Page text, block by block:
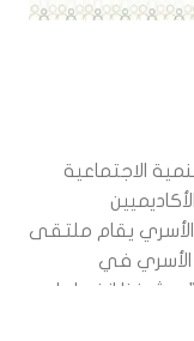
الاجتماعية
يقام ملتقى
الأسري في
انضمامك